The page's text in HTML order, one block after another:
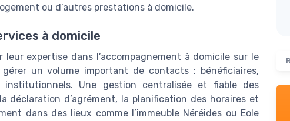
ou d’autres prestations à domicile.
à domicile
expertise dans l’accompagnement à domicile sur le
un volume important de contacts : bénéficiaires,
institutionnels. Une gestion centralisée et fiable des
d’agrément, la planification des horaires et
dans des lieux comme l’immeuble Néréides ou Eole